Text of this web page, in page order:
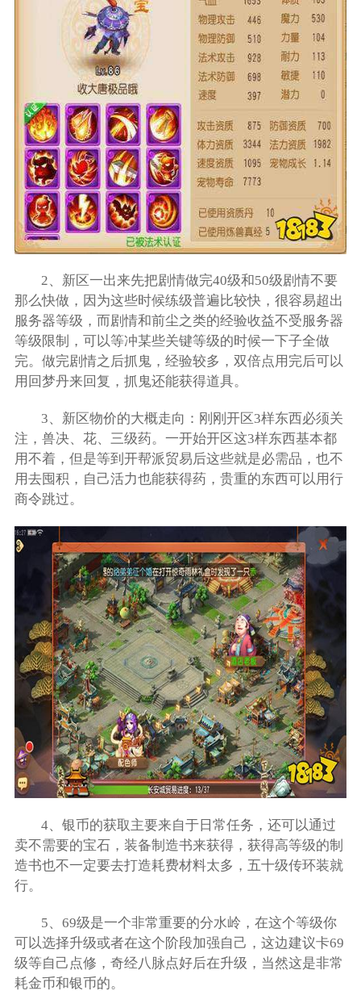
2、新区一出来先把剧情做完40级和50级剧情不要
那么快做，因为这些时候练级普遍比较快，很容易超出
服务器等级，而剧情和前尘之类的经验收益不受服务器
等级限制，可以等冲某些关键等级的时候一下子全做
完。做完剧情之后抓鬼，经验较多，双倍点用完后可以
用回梦丹来回复，抓鬼还能获得道具。
3、新区物价的大概走向：刚刚开区3样东西必须关
注，兽决、花、三级药。一开始开区这3样东西基本都
用不着，但是等到开帮派贸易后这些就是必需品，也不
用去囤积，自己活力也能获得药，贵重的东西可以用行
商令跳过。
4、银币的获取主要来自于日常任务，还可以通过
卖不需要的宝石，装备制造书来获得，获得高等级的制
造书也不一定要去打造耗费材料太多，五十级传环装就
行。
5、69级是一个非常重要的分水岭，在这个等级你
可以选择升级或者在这个阶段加强自己，这边建议卡69
级等自己点修，奇经八脉点好后在升级，当然这是非常
耗金币和银币的。